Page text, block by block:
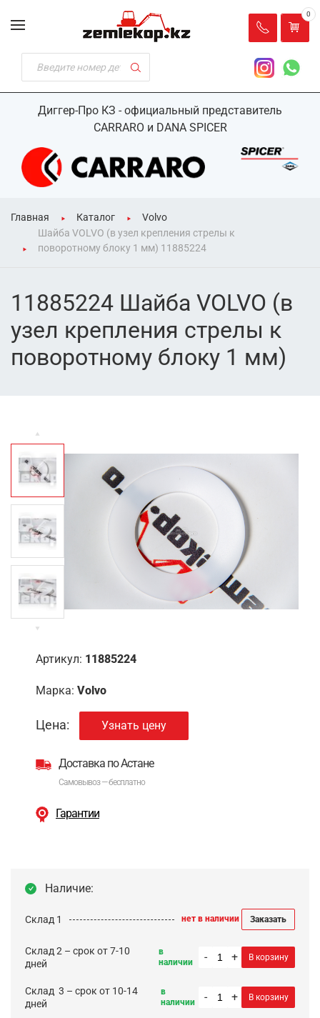
Диггер-Про КЗ - официальный представитель
CARRARO и DANA SPICER
0
Главная Каталог
Volvo
Шайба VOLVO (в узел крепления стрелы к
поворотному блоку 1 мм) 11885224
11885224 Шайба VOLVO (в
узел крепления стрелы к
поворотному блоку 1 мм)
Артикул: 11885224
Марка: Volvo
Цена: Узнать цену
Доставка по Астане
Самовывоз — бесплатно
Гарантии
Наличие:
Склад 1 нет в наличии Заказать
Склад 2 – срок от 7-10
дней
в
наличии
- + В корзину
Cклад 3 – срок от 10-14
дней
в
наличии
- + В корзину